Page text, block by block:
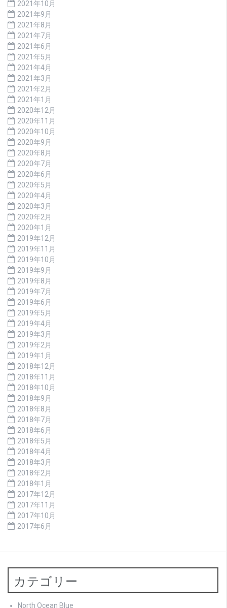
2021年10月
2021年9月
2021年8月
2021年7月
2021年6月
2021年5月
2021年4月
2021年3月
2021年2月
2021年1月
2020年12月
2020年11月
2020年10月
2020年9月
2020年8月
2020年7月
2020年6月
2020年5月
2020年4月
2020年3月
2020年2月
2020年1月
2019年12月
2019年11月
2019年10月
2019年9月
2019年8月
2019年7月
2019年6月
2019年5月
2019年4月
2019年3月
2019年2月
2019年1月
2018年12月
2018年11月
2018年10月
2018年9月
2018年8月
2018年7月
2018年6月
2018年5月
2018年4月
2018年3月
2018年2月
2018年1月
2017年12月
2017年11月
2017年10月
2017年6月
カテゴリー
North Ocean Blue